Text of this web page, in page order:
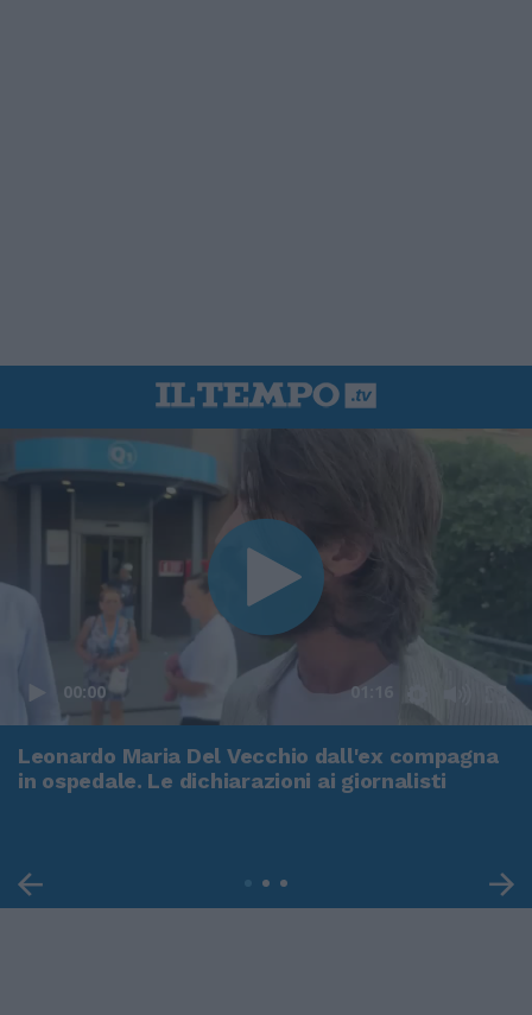
00:00 01:16
Leonardo Maria Del Vecchio dall'ex compagna
in ospedale. Le dichiarazioni ai giornalisti